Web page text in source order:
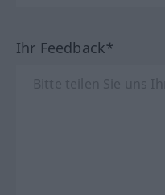
Ihr Feedback*